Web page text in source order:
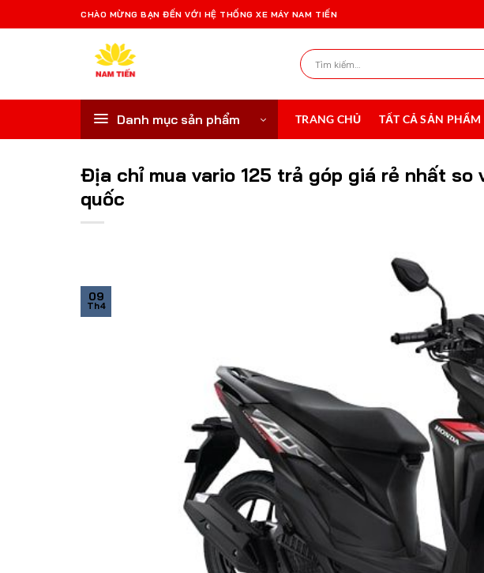
qua
CHÀO MỪNG BẠN ĐẾN VỚI HỆ THỐNG XE MÁY NAM TIẾN
Tìm
kiếm:
Danh mục sản phẩm TRANG CHỦ TẤT CẢ SẢN PHẨM
Địa chỉ mua vario 125 trả góp giá rẻ nhất
quốc
09
Th4